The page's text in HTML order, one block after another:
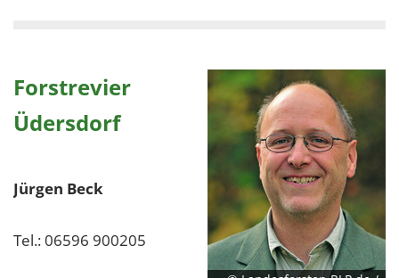
Forstrevier
Üdersdorf
Jürgen Beck
Tel.: 06596 900205